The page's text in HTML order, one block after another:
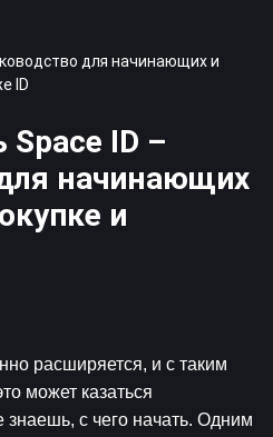
для начинающих и
ID
Space ID –
начинающих
и
расширяется, и с таким
может казаться
с чего начать. Одним